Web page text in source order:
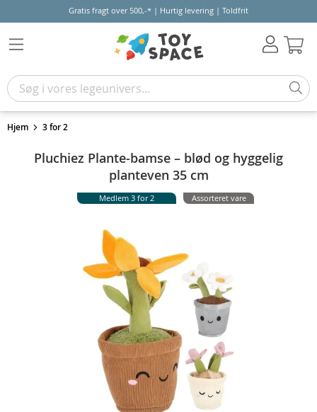
Gratis fragt over 500,-* | Hurtig levering | Toldfrit
Hjem 3 for 2
Pluchiez Plante-bamse – blød og hyggelig
planteven 35 cm
Medlem 3 for 2 Assorteret vare